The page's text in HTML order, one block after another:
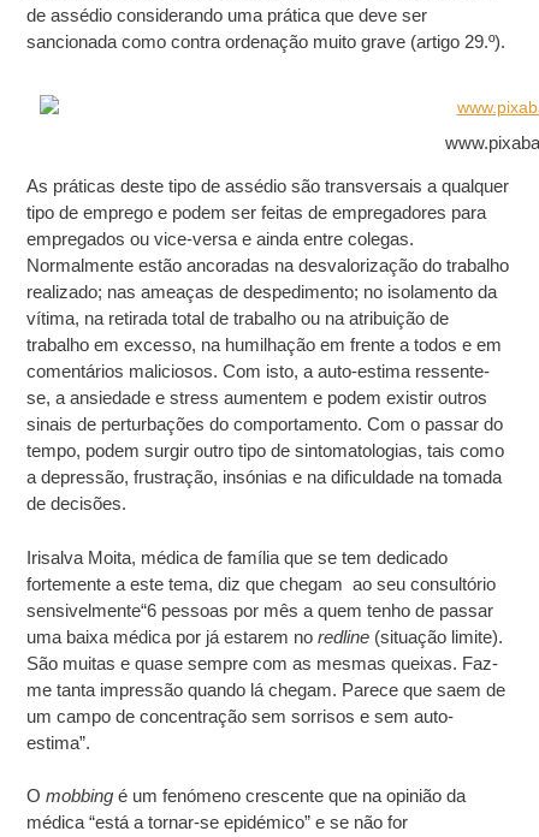
de assédio considerando uma prática que deve ser
sancionada como contra ordenação muito grave (artigo 29.º).
As práticas deste tipo de assédio são transversais a qualquer
tipo de emprego e podem ser feitas de empregadores para
empregados ou vice-versa e ainda entre colegas.
Normalmente estão ancoradas na desvalorização do trabalho
realizado; nas ameaças de despedimento; no isolamento da
vítima, na retirada total de trabalho ou na atribuição de
trabalho em excesso, na humilhação em frente a todos e em
comentários maliciosos. Com isto, a auto-estima ressente-
se, a ansiedade e stress aumentem e podem existir outros
sinais de perturbações do comportamento. Com o passar do
tempo, podem surgir outro tipo de sintomatologias, tais como
a depressão, frustração, insónias e na dificuldade na tomada
de decisões.
Irisalva Moita, médica de família que se tem dedicado
fortemente a este tema, diz que chegam ao seu consultório
sensivelmente“6 pessoas por mês a quem tenho de passar
uma baixa médica por já estarem noredline (situação limite).
São muitas e quase sempre com as mesmas queixas. Faz-
me tanta impressão quando lá chegam. Parece que saem de
um campo de concentração sem sorrisos e sem auto-
estima”.
Omobbing é um fenómeno crescente que na opinião da
médica “está a tornar-se epidémico” e se não for